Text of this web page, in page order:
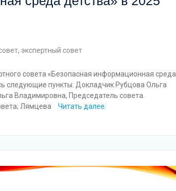
, экспертный совет
совета «Безопасная информационная среда
следующие пункты: Докладчик Рубцова Ольга
Владимировна, Председатель совета.
Лямцева
Читать далее